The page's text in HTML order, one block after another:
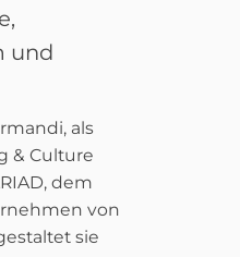
und
als
& Culture
dem
von
sie